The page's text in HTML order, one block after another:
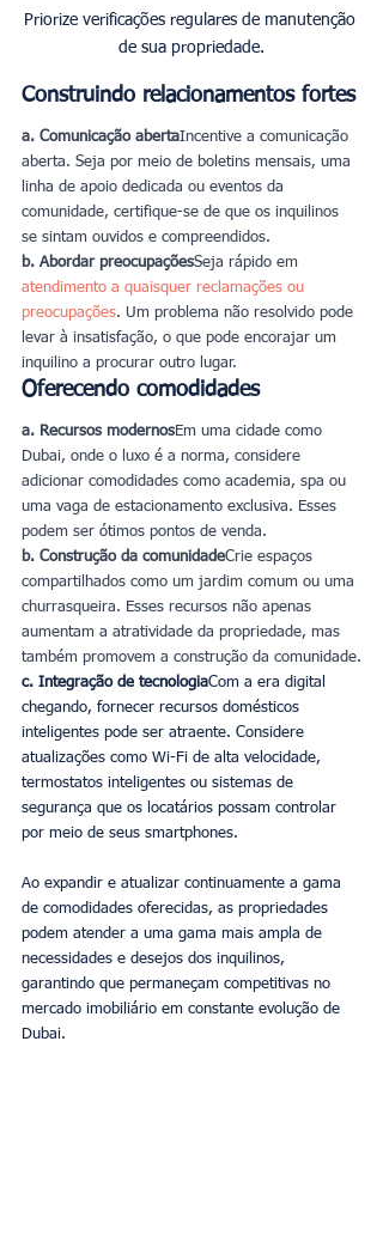
Priorize verificações regulares de manutenção
de sua propriedade.
Construindo relacionamentos fortes
a. Comunicação abertaIncentive a comunicação
aberta. Seja por meio de boletins mensais, uma
linha de apoio dedicada ou eventos da
comunidade, certifique-se de que os inquilinos
se sintam ouvidos e compreendidos.
b. Abordar preocupaçõesSeja rápido em
atendimento a quaisquer reclamações ou
preocupações. Um problema não resolvido pode
levar à insatisfação, o que pode encorajar um
inquilino a procurar outro lugar.
Oferecendo comodidades
a. Recursos modernosEm uma cidade como
Dubai, onde o luxo é a norma, considere
adicionar comodidades como academia, spa ou
uma vaga de estacionamento exclusiva. Esses
podem ser ótimos pontos de venda.
b. Construção da comunidadeCrie espaços
compartilhados como um jardim comum ou uma
churrasqueira. Esses recursos não apenas
aumentam a atratividade da propriedade, mas
também promovem a construção da comunidade.
c. Integração de tecnologiaCom a era digital
chegando, fornecer recursos domésticos
inteligentes pode ser atraente. Considere
atualizações como Wi-Fi de alta velocidade,
termostatos inteligentes ou sistemas de
segurança que os locatários possam controlar
por meio de seus smartphones.
Ao expandir e atualizar continuamente a gama
de comodidades oferecidas, as propriedades
podem atender a uma gama mais ampla de
necessidades e desejos dos inquilinos,
garantindo que permaneçam competitivas no
mercado imobiliário em constante evolução de
Dubai.